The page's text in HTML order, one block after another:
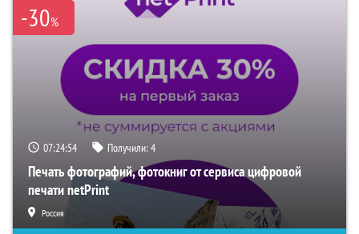
-30%
07:24:54 Получили:4
Печать фотографий, фотокниг от сервиса цифровой
печати netPrint
Россия